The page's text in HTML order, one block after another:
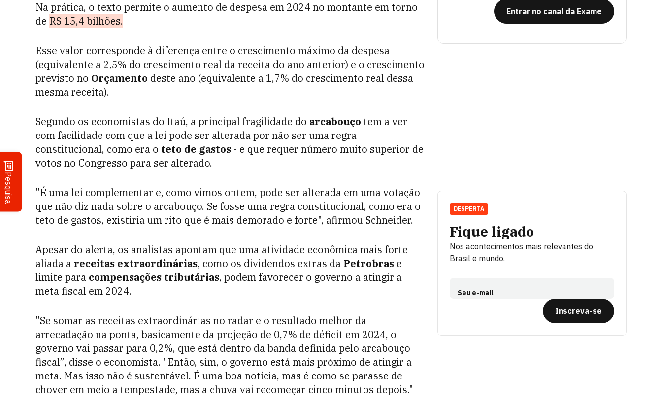
Pesquisa
Na prática, o texto permite o aumento de despesa em 2024 no montante em torno
de R$ 15,4 bilhões.
Esse valor corresponde à diferença entre o crescimento máximo da despesa
(equivalente a 2,5% do crescimento real da receita do ano anterior) e o crescimento
previsto no Orçamento deste ano (equivalente a 1,7% do crescimento real dessa
mesma receita).
Segundo os economistas do Itaú, a principal fragilidade do arcabouço tem a ver
com facilidade com que a lei pode ser alterada por não ser uma regra
constitucional, como era o teto de gastos - e que requer número muito superior de
votos no Congresso para ser alterado.
"É uma lei complementar e, como vimos ontem, pode ser alterada em uma votação
que não diz nada sobre o arcabouço. Se fosse uma regra constitucional, como era o
teto de gastos, existiria um rito que é mais demorado e forte", afirmou Schneider.
Apesar do alerta, os analistas apontam que uma atividade econômica mais forte
aliada a receitas extraordinárias, como os dividendos extras da Petrobras e
limite para compensações tributárias, podem favorecer o governo a atingir a
meta fiscal em 2024.
"Se somar as receitas extraordinárias no radar e o resultado melhor da
arrecadação na ponta, basicamente da projeção de 0,7% de déficit em 2024, o
governo vai passar para 0,2%, que está dentro da banda definida pelo arcabouço
fiscal”, disse o economista. "Então, sim, o governo está mais próximo de atingir a
meta. Mas isso não é sustentável. É uma boa notícia, mas é como se parasse de
chover em meio a tempestade, mas a chuva vai recomeçar cinco minutos depois."
Entrar no canal da Exame
Fique ligado
Nos acontecimentos mais relevantes do
Brasil e mundo.
Seu e-mail
Inscreva-se
DESPERTA